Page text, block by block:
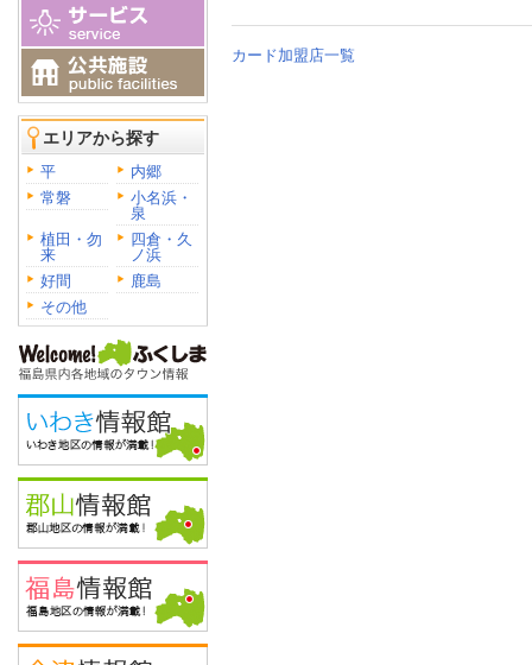
エリアから探す
平
内郷
常磐
小名浜・
泉
植田・勿
来
四倉・久
ノ浜
好間
鹿島
その他
カード加盟店一覧